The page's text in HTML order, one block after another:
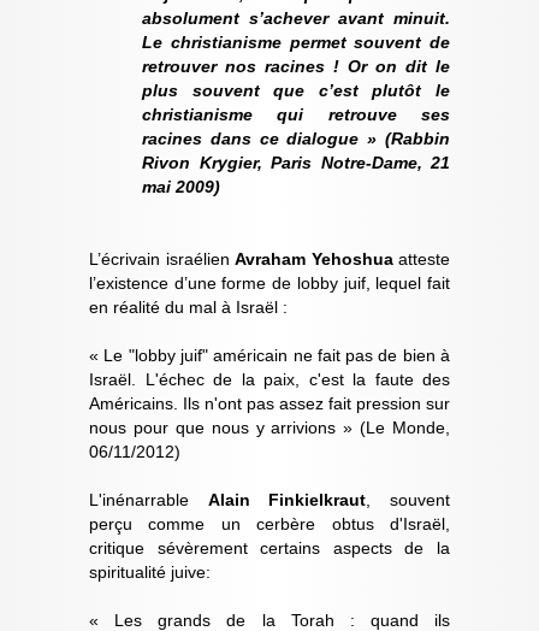
absolument s’achever avant minuit.
Le christianisme permet souvent de
retrouver nos racines ! Or on dit le
plus souvent que c’est plutôt le
christianisme qui retrouve ses
racines dans ce dialogue » (Rabbin
Rivon Krygier, Paris Notre-Dame, 21
mai 2009)
L’écrivain israélien Avraham Yehoshuaatteste
l’existence d’une forme de lobby juif, lequel fait
en réalité du mal à Israël :
« Le "lobby juif" américain ne fait pas de bien à
Israël. L'échec de la paix, c'est la faute des
Américains. Ils n'ont pas assez fait pression sur
nous pour que nous y arrivions » (Le Monde,
06/11/2012)
L'inénarrable Alain Finkielkraut , souvent
perçu comme un cerbère obtus d'Israël,
critique sévèrement certains aspects de la
spiritualité juive:
« Les grands de la Torah : quand ils